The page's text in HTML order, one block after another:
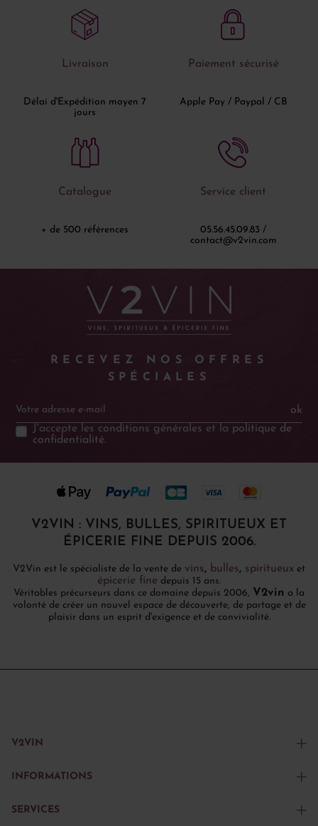
Livraison
Délai d'Expédition moyen 7
jours
Paiement sécurisé
Apple Pay / Paypal / CB
Catalogue
+ de 500 références
Service client
05.56.45.09.83 /
contact@v2vin.com
RECEVEZ NOS OFFRES
SPÉCIALES
ok
J'accepte les conditions générales et la politique de
confidentialité.
V2VIN : VINS, BULLES, SPIRITUEUX ET
ÉPICERIE FINE DEPUIS 2006.
V2Vin est le spécialiste de la vente de vins, bulles, spiritueux et
épicerie fine depuis 15 ans.
Véritables précurseurs dans ce domaine depuis 2006, V2vin a la
volonté de créer un nouvel espace de découverte, de partage et de
plaisir dans un esprit d'exigence et de convivialité.
V2VIN
INFORMATIONS
SERVICES